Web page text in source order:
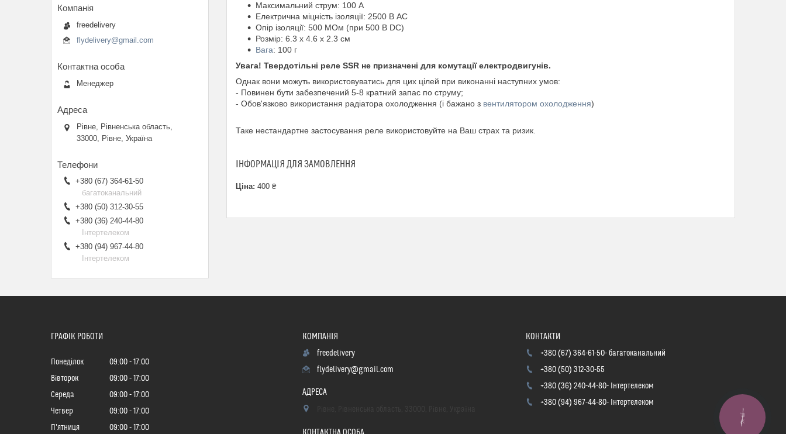
Максимальний струм: 100 А
Електрична міцність ізоляції: 2500 В АС
Опір ізоляції: 500 МОм (при 500 В DC)
Розмір: 6.3 х 4.6 х 2.3 см
Вага: 100 г
Увага! Твердотільні реле SSR не призначені для комутації електродвигунів.
Однак вони можуть використовуватись для цих цілей при виконанні наступних умов:
- Повинен бути забезпечений 5-8 кратний запас по струму;
- Обов'язково використання радіатора охолодження (і бажано з вентилятором охолодження)
Таке нестандартне застосування реле використовуйте на Ваш страх та ризик.
ІНФОРМАЦІЯ ДЛЯ ЗАМОВЛЕННЯ
Ціна: 400 ₴
freedelivery
flydelivery@gmail.com
Менеджер
Рівне, Рівненська область,
33000, Рівне, Україна
+380 (67) 364-61-50
багатоканальний
+380 (50) 312-30-55
+380 (36) 240-44-80
Інтертелеком
+380 (94) 967-44-80
Інтертелеком
ГРАФІК РОБОТИ
Понеділок 09:00
17:00
Вівторок
09:00
17:00
Середа
09:00
17:00
Четвер
09:00
17:00
Пʼятниця
09:00 17:00
freedelivery
flydelivery@gmail.com
+380 (67) 364-61-50 багатоканальний
+380 (50) 312-30-55
+380 (36) 240-44-80 Інтертелеком
+380 (94) 967-44-80 Інтертелеком
КНОПКА
ЗВ'ЯЗКУ